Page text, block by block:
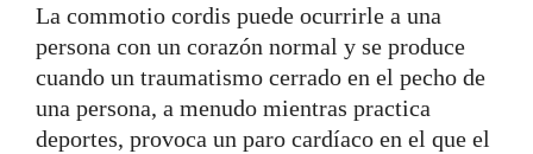
La commotio cordis puede ocurrirle a una
persona con un corazón normal y se produce
cuando un traumatismo cerrado en el pecho de
una persona, a menudo mientras practica
deportes, provoca un paro cardíaco en el que el